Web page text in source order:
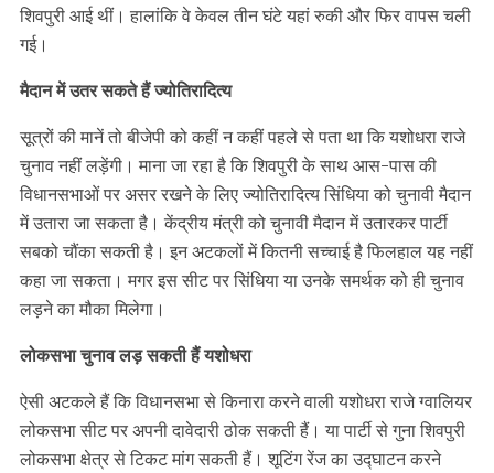
शिवपुरी आई थीं। हालांकि वे केवल तीन घंटे यहां रुकी और फिर वापस चली
गई।
मैदान में उतर सकते हैं ज्योतिरादित्य
सूत्रों की मानें तो बीजेपी को कहीं न कहीं पहले से पता था कि यशोधरा राजे
चुनाव नहीं लड़ेंगी। माना जा रहा है कि शिवपुरी के साथ आस-पास की
विधानसभाओं पर असर रखने के लिए ज्योतिरादित्य सिंधिया को चुनावी मैदान
में उतारा जा सकता है। केंद्रीय मंत्री को चुनावी मैदान में उतारकर पार्टी
सबको चौंका सकती है। इन अटकलों में कितनी सच्चाई है फिलहाल यह नहीं
कहा जा सकता। मगर इस सीट पर सिंधिया या उनके समर्थक को ही चुनाव
लड़ने का मौका मिलेगा।
लोकसभा चुनाव लड़ सकती हैं यशोधरा
ऐसी अटकले हैं कि विधानसभा से किनारा करने वाली यशोधरा राजे ग्वालियर
लोकसभा सीट पर अपनी दावेदारी ठोक सकती हैं। या पार्टी से गुना शिवपुरी
लोकसभा क्षेत्र से टिकट मांग सकती हैं। शूटिंग रेंज का उद्घाटन करने